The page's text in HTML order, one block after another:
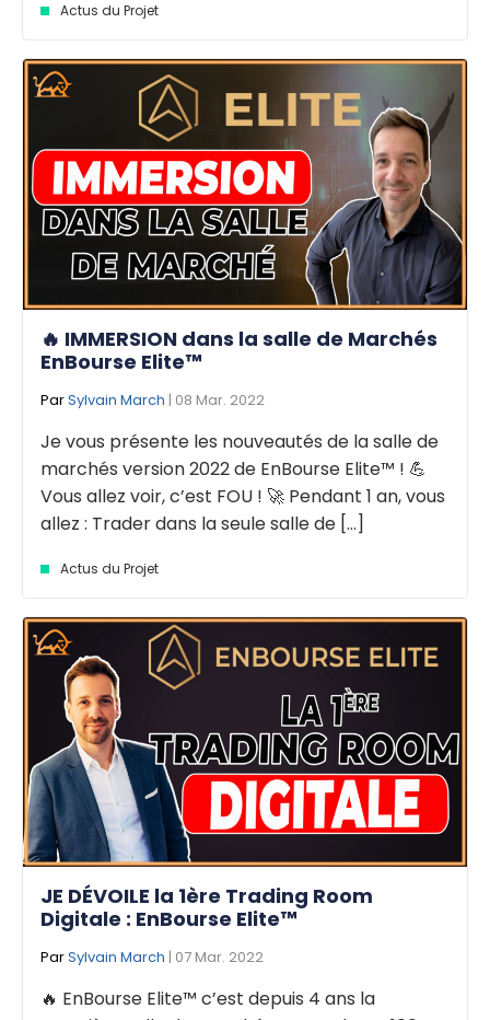
Actus du Projet
🔥 IMMERSION dans la salle de Marchés
EnBourse Elite™
ParSylvain March | 08 Mar. 2022
Je vous présente les nouveautés de la salle de
marchés version 2022 de EnBourse Elite™ ! 💪
Vous allez voir, c’est FOU ! 🚀 Pendant 1 an, vous
allez : Trader dans la seule salle de [...]
Actus du Projet
JE DÉVOILE la 1ère Trading Room
Digitale : EnBourse Elite™
ParSylvain March | 07 Mar. 2022
🔥 EnBourse Elite™ c’est depuis 4 ans la